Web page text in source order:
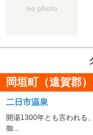
岡垣町（遠賀郡
二日市温泉
開湯1300年とも言われる
御...